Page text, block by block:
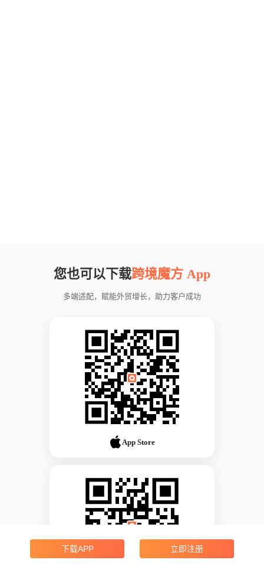
您也可以下载跨境魔方 App
多端适配，赋能外贸增长，助力客户成功
App Store
下载APP 立即注册